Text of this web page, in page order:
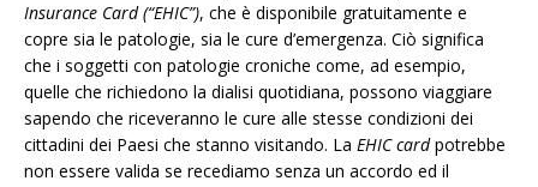
Insurance Card (“EHIC”), che è disponibile gratuitamente e
copre sia le patologie, sia le cure d’emergenza. Ciò significa
che i soggetti con patologie croniche come, ad esempio,
quelle che richiedono la dialisi quotidiana, possono viaggiare
sapendo che riceveranno le cure alle stesse condizioni dei
cittadini dei Paesi che stanno visitando. La EHIC cardpotrebbe
non essere valida se recediamo senza un accordo ed il